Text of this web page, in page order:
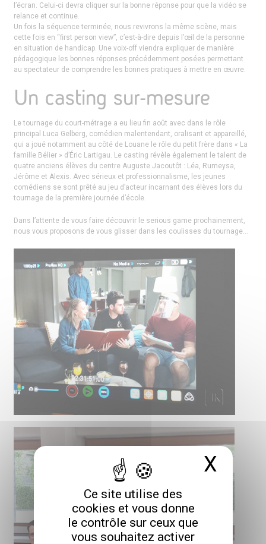
Ce site utilise des
cookies et vous donne
le contrôle sur ceux que
vous souhaitez activer
X
l’écran. Celui-ci devra cliquer sur la bonne réponse pour que la vidéo se
relance et continue.
Un fois la séquence terminée, nous revivrons la même scène, mais
cette fois en “ﬁrst person view”, c’est-à-dire depuis l’œil de la personne
en situation de handicap. Une voix-off viendra expliquer de manière
pédagogique les bonnes réponses précédemment posées permettant
au spectateur de comprendre les bonnes pratiques à mettre en œuvre.
Un casting sur-mesure
Le tournage du court-métrage a eu lieu fin août avec dans le rôle
principal Luca Gelberg, comédien malentendant, oralisant et appareillé,
qui a joué notamment au côté de Louane le rôle du petit frère dans « La
famille Bélier » d’Éric Lartigau. Le casting révèle également le talent de
quatre anciens élèves du centre Auguste Jacoutôt : Léa, Rumeysa,
Jérôme et Alexis. Avec sérieux et professionnalisme, les jeunes
comédiens se sont prêté au jeu d’acteur incarnant des élèves lors du
tournage de la première journée d’école.
Dans l’attente de vous faire découvrir le serious game prochainement,
nous vous proposons de vous glisser dans les coulisses du tournage…